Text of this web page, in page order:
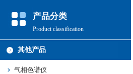
产品分类
Product classification
其他产品
气相色谱仪